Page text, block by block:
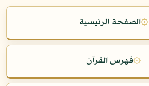
۞الصفحة الرئيسية
۞فهرس القرآن